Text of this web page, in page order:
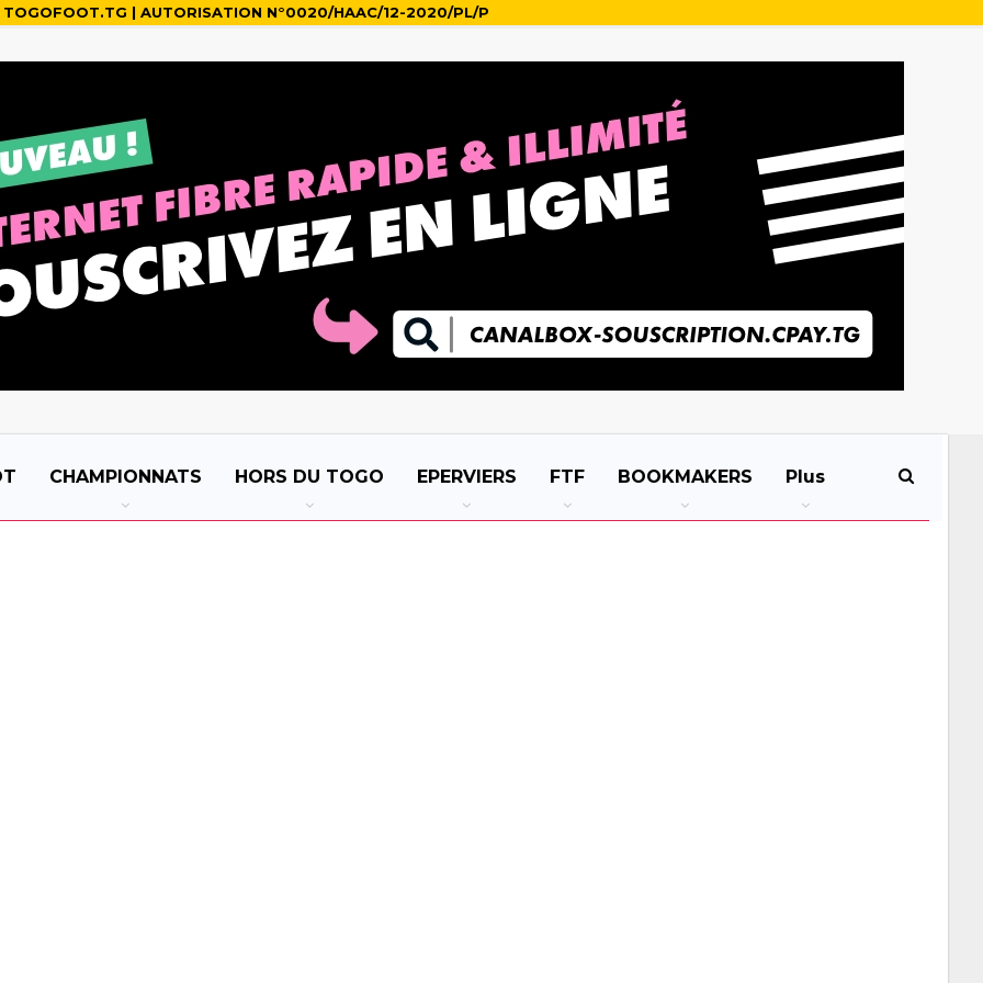
TOGOFOOT.TG | AUTORISATION N°0020/HAAC/12-2020/PL/P
CHAMPIONNATS HORS DU TOGO EPERVIERS FTF BOOKMAKERS Plus